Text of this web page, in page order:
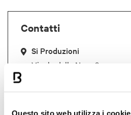
Questo sito web utilizza i cookie
Contatti
Si Produzioni
Vicolo della Neve 3